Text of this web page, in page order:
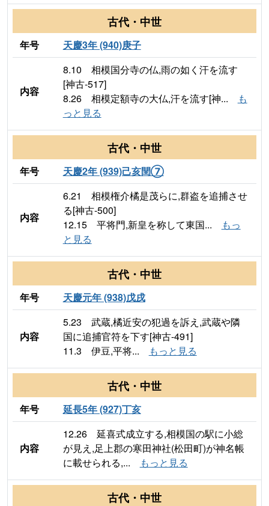
古代・中世
年号 天慶3年 (940)庚子
内容
8.10 相模国分寺の仏,雨の如く汗を流す
[神古-517]
8.26 相模定額寺の大仏,汗を流す[神...
も
っと見る
古代・中世
年号 天慶2年 (939)己亥閏⑦
内容
6.21 相模権介橘是茂らに,群盗を追捕させ
る[神古-500]
12.15 平将門,新皇を称して東国...
もっ
と見る
古代・中世
年号 天慶元年 (938)戊戌
内容
5.23 武蔵,橘近安の犯過を訴え,武蔵や隣
国に追捕官符を下す[神古-491]
11.3 伊豆,平将...
もっと見る
古代・中世
年号 延長5年 (927)丁亥
内容
12.26 延喜式成立する,相模国の駅に小総
が見え,足上郡の寒田神社(松田町)が神名帳
に載せられる,...
もっと見る
古代・中世